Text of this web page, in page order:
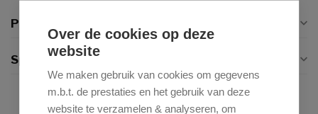
Over de cookies op deze
website
We maken gebruik van cookies om gegevens
m.b.t. de prestaties en het gebruik van deze
website te verzamelen & analyseren, om
Productomschrijving
Specificaties